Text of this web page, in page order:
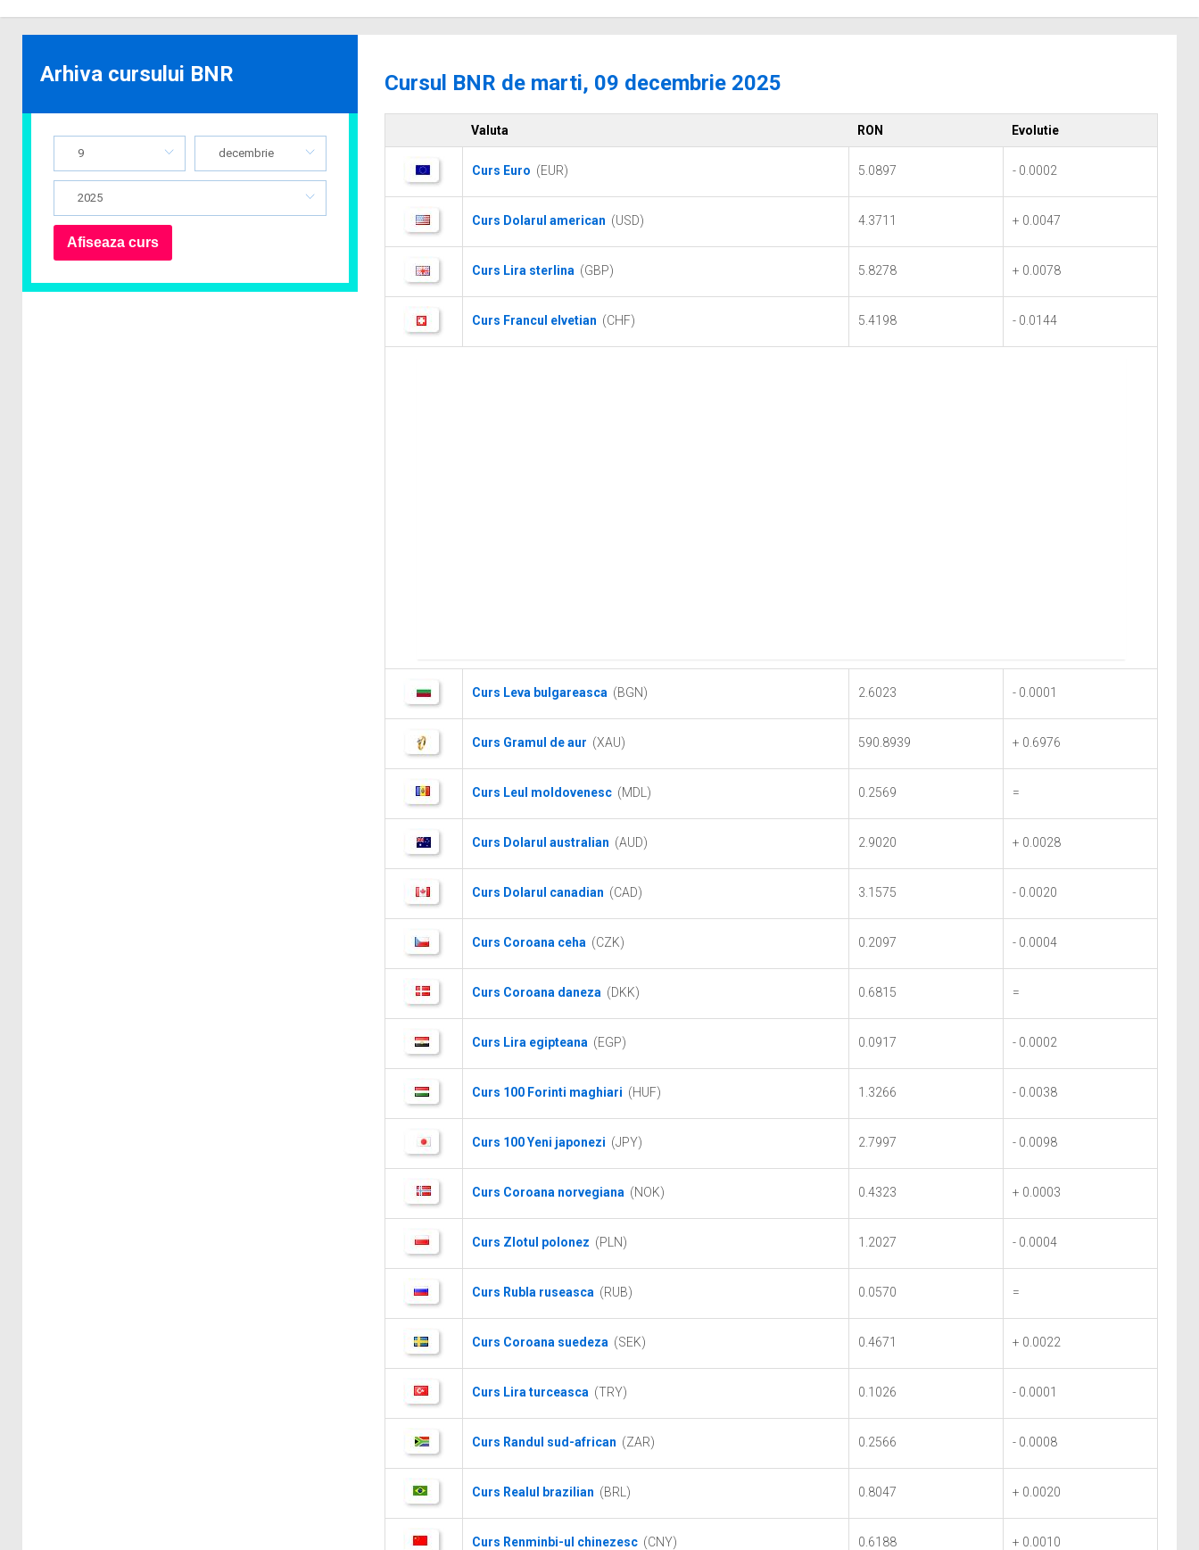
Cursul BNR de marti, 09 decembrie 2025
Valuta RON Evolutie
Curs Euro (EUR) 5.0897 - 0.0002
Curs Dolarul american (USD) 4.3711 + 0.0047
Curs Lira sterlina (GBP) 5.8278 + 0.0078
Curs Francul elvetian (CHF) 5.4198 - 0.0144
Curs Leva bulgareasca (BGN) 2.6023 - 0.0001
Curs Gramul de aur (XAU) 590.8939 + 0.6976
Curs Leul moldovenesc (MDL) 0.2569 =
Curs Dolarul australian (AUD) 2.9020 + 0.0028
Curs Dolarul canadian (CAD) 3.1575 - 0.0020
Curs Coroana ceha (CZK) 0.2097 - 0.0004
Curs Coroana daneza (DKK) 0.6815 =
Curs Lira egipteana (EGP) 0.0917 - 0.0002
Curs 100 Forinti maghiari (HUF) 1.3266 - 0.0038
Curs 100 Yeni japonezi (JPY) 2.7997 - 0.0098
Curs Coroana norvegiana (NOK) 0.4323 + 0.0003
Curs Zlotul polonez (PLN) 1.2027 - 0.0004
Curs Rubla ruseasca (RUB) 0.0570 =
Curs Coroana suedeza (SEK) 0.4671 + 0.0022
Curs Lira turceasca (TRY) 0.1026 - 0.0001
Curs Randul sud-african (ZAR) 0.2566 - 0.0008
Curs Realul brazilian (BRL) 0.8047 + 0.0020
Curs Renminbi-ul chinezesc (CNY) 0.6188 + 0.0010
Arhiva cursului BNR
9 decembrie
2025